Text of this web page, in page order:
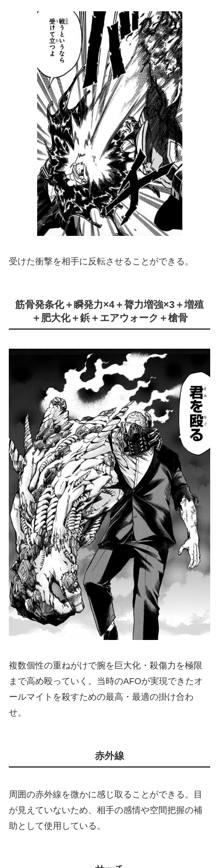
受けた衝撃を相手に反転させることができる。
筋骨発条化＋瞬発力×4＋膂力増強×3＋増殖
＋肥大化＋鋲＋エアウォーク＋槍骨
複数個性の重ねがけで腕を巨大化・殺傷力を極限
まで高め殴っていく。当時のAFOが実現できたオ
ールマイトを殺すための最高・最適の掛け合わ
せ。
赤外線
周囲の赤外線を微かに感じ取ることができる。目
が見えていないため、相手の感情や空間把握の補
助として使用している。